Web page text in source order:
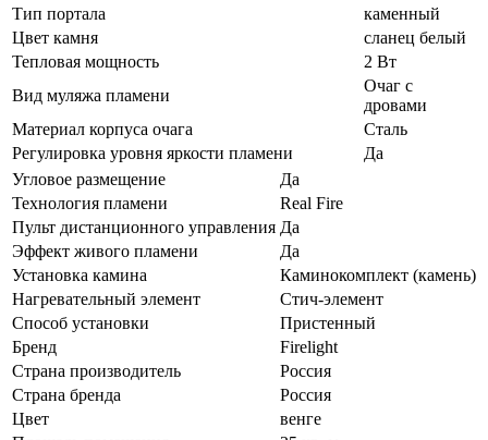
Тип портала
каменный
Цвет камня
сланец белый
Тепловая мощность
2 Вт
Вид муляжа пламени
Очаг с
дровами
Материал корпуса очага
Сталь
Регулировка уровня яркости пламени
Да
Угловое размещение
Да
Технология пламени
Real Fire
Пульт дистанционного управления Да
Эффект живого пламени
Да
Установка камина
Каминокомплект (камень)
Нагревательный элемент
Стич-элемент
Способ установки
Пристенный
Бренд
Firelight
Страна производитель
Россия
Страна бренда
Россия
Цвет
венге